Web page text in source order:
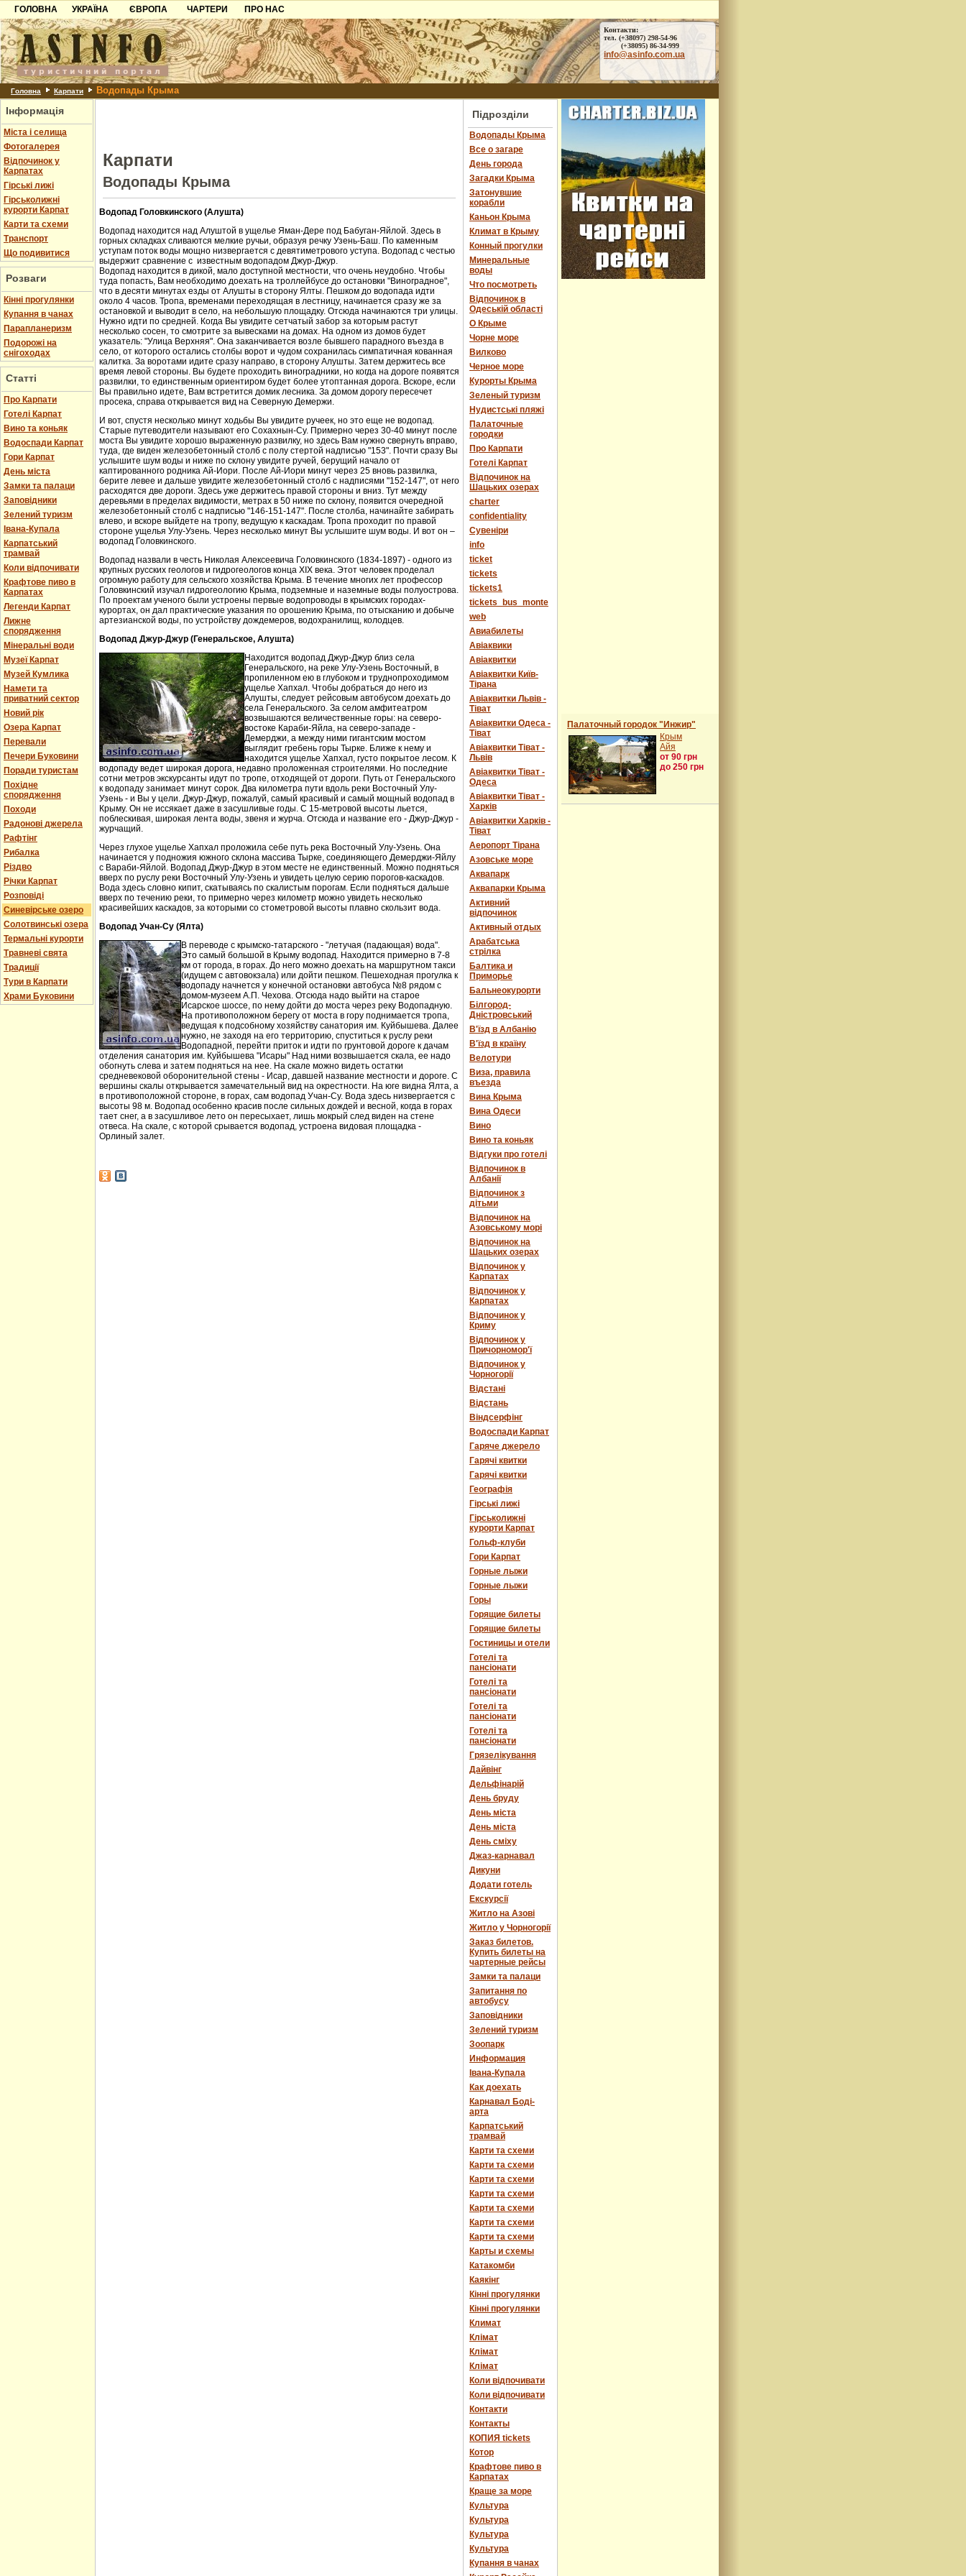
ГОЛОВНА
УКРАЇНА
Карпати
Азов
Причорноморря
Шацьк
ЄВРОПА
Чорногорія
Хорватія
Болгарія
Албанія
ЧАРТЕРИ
ПРО НАС
Контакти
Партнерам
Додати готель
Контакти:
тел. (+38097) 298-54-96
(+38095) 86-34-999
info@asinfo.com.ua
Головна Карпати Водопады Крыма
Інформація
Міста і селища
Фотогалерея
Відпочинок у
Карпатах
Гірські лижі
Гірськолижні
курорти Карпат
Карти та схеми
Транспорт
Що подивитися
Розваги
Кінні прогулянки
Купання в чанах
Парапланеризм
Подорожі на
снігоходах
Статті
Про Карпати
Готелі Карпат
Вино та коньяк
Водоспади Карпат
Гори Карпат
День міста
Замки та палаци
Заповідники
Зелений туризм
Івана-Купала
Карпатський
трамвай
Коли відпочивати
Крафтове пиво в
Карпатах
Легенди Карпат
Лижне
спорядження
Мінеральні води
Музеї Карпат
Музей Кумлика
Намети та
приватний сектор
Новий рік
Озера Карпат
Перевали
Печери Буковини
Поради туристам
Похідне
спорядження
Походи
Радонові джерела
Рафтінг
Рибалка
Різдво
Річки Карпат
Розповіді
Синевірське озеро
Солотвинські озера
Термальні курорти
Травневі свята
Традиції
Тури в Карпати
Храми Буковини
Карпати
Водопады Крыма
Водопад Головкинского (Алушта)
Водопад находится над Алуштой в ущелье Яман-Дере под Бабуган-Яйлой. Здесь в
горных складках сливаются мелкие ручьи, образуя речку Узень-Баш. По каменным
уступам поток воды мощно низвергается с девятиметрового уступа. Водопад с честью
выдержит сравнение с известным водопадом Джур-Джур.
Водопад находится в дикой, мало доступной местности, что очень неудобно. Чтобы
туда попасть, Вам необходимо доехать на троллейбусе до остановки "Виноградное",
что в десяти минутах езды от Алушты в сторону Ялты. Пешком до водопада идти
около 4 часов. Тропа, временами переходящая в лестницу, начинается сразу же за
остановкой и выводит в село, на небольшую площадку. Отсюда начинаются три улицы.
Нужно идти по средней. Когда Вы увидите сетчатый забор за которым растут
несколько сосен, то смотрите за вывесками на домах. На одном из домов будет
указатель: "Улица Верхняя". Она заканчивается возле бывшего парадного въезда в
село, от которого остались столбы ворот и чудом сохранилась симпатичная кованная
калитка. За воротами идите сразу направо, в сторону Алушты. Затем держитесь все
время левой стороны. Вы будете проходить виноградники, но когда на дороге появятся
развилки, то единственным ориентиром будет более утоптанная дорога. Вскоре, если
Вы правильно идете, Вам встретится домик лесника. За домом дорогу пересечет
просека, справа открывается вид на Северную Демержи.
И вот, спустя несколько минут ходьбы Вы увидите ручеек, но это еще не водопад.
Старые путеводители называют его Сохахнын-Су. Примерно через 30-40 минут после
моста Вы увидите хорошо выраженную развилку, но здесь Вам нужно свернуть вправо,
туда, где виден железобетонный столб с полу стертой надписью "153". Почти сразу Вы
услышите шум воды и ниже по склону увидите ручей, берущий начало от
каптированного родника Ай-Иори. После Ай-Иори минут через 25 вновь развилка,
берите левее и дальше увидите железобетонный столб с надписями "152-147", от него
расходятся две дороги. Здесь уже держитесь правой стороны и вниз. Тут между
деревьями в пределах видимости, метрах в 50 ниже по склону, появится очередной
железобетонный столб с надписью "146-151-147". После столба, начинайте забирать
влево, и вскоре выйдете на тропу, ведущую к каскадам. Тропа проходит по правой
стороне ущелья Улу-Узень. Через несколько минут Вы услышите шум воды. И вот он –
водопад Головкинского.
Водопад назвали в честь Николая Алексеевича Головкинского (1834-1897) - одного из
крупных русских геологов и гидрогеологов конца XIX века. Этот человек проделал
огромную работу для сельского хозяйства Крыма. В течение многих лет профессор
Головкинский изучал гидрогеологию Крыма, подземные и наземные воды полуострова.
По проектам ученого были устроены первые водопроводы в крымских городах-
курортах, он дал практические указания по орошению Крыма, по отысканию и добыче
артезианской воды, по устройству дождемеров, водохранилищ, колодцев.
Водопад Джур-Джур (Генеральское, Алушта)
Находится водопад Джур-Джур близ села
Генеральского, на реке Улу-Узень Восточный, в
пропиленном ею в глубоком и труднопроходимом
ущелье Хапхал. Чтобы добраться до него из
Алушты, следует рейсовым автобусом доехать до
села Генеральского. За селом амфитеатром
возвышаются величественные горы: на северо-
востоке Караби-Яйла, на северо-западе -
Демерджи, а между ними гигантским мостом
выглядит гребень горы Тырке. Ближе к нему и
находится ущелье Хапхал, густо покрытое лесом. К
водопаду ведет широкая дорога, недавно проложенная строителями. Но последние
сотни метров экскурсанты идут по тропе, отходящей от дороги. Путь от Генеральского
к водопаду занимает минут сорок. Два километра пути вдоль реки Восточный Улу-
Узень - и Вы у цели. Джур-Джур, пожалуй, самый красивый и самый мощный водопад в
Крыму. Он не иссякает даже в засушливые годы. С 15-метровой высоты льется,
поблескивая, широкая лента воды, звеня и журча. Отсюда и название его - Джур-Джур -
журчащий.
Через глухое ущелье Хапхал проложила себе путь река Восточный Улу-Узень. Она
начинается у подножия южного склона массива Тырке, соединяющего Демерджи-Яйлу
с Вараби-Яйлой. Водопад Джур-Джур в этом месте не единственный. Можно подняться
вверх по руслу реки Восточный Улу-Узень и увидеть целую серию порогов-каскадов.
Вода здесь словно кипит, скатываясь по скалистым порогам. Если подняться дальше
вверх по течению реки, то примерно через километр можно увидеть несколько
красивейших каскадов, за которыми со стометровой высоты плавно скользит вода.
Водопад Учан-Су (Ялта)
В переводе с крымско-татарского - "летучая (падающая) вода".
Это самый большой в Крыму водопад. Находится примерно в 7-8
км от города, в горах. До него можно доехать на маршрутном такси
(идущем с автовокзала) или дойти пешком. Пешеходная прогулка к
водопаду начнется у конечной остановки автобуса №8 рядом с
домом-музеем А.П. Чехова. Отсюда надо выйти на старое
Исарское шоссе, по нему дойти до моста через реку Водопадную.
На противоположном берегу от моста в гору поднимается тропа,
ведущая к подсобному хозяйству санатория им. Куйбышева. Далее
нужно, не заходя на его территорию, спуститься к руслу реки
Водопадной, перейти приток и идти по грунтовой дороге к дачам
отделения санатория им. Куйбышева "Исары" Над ними возвышается скала, ее надо
обогнуть слева и затем подняться на нее. На скале можно видеть остатки
средневековой оборонительной стены - Исар, давшей название местности и дороге. С
вершины скалы открывается замечательный вид на окрестности. На юге видна Ялта, а
в противоположной стороне, в горах, сам водопад Учан-Су. Вода здесь низвергается с
высоты 98 м. Водопад особенно красив после сильных дождей и весной, когда в горах
тает снег, а в засушливое лето он пересыхает, лишь мокрый след виден на стене
отвеса. На скале, с которой срывается водопад, устроена видовая площадка -
Орлиный залет.
Підрозділи
Водопады Крыма
Все о загаре
День города
Загадки Крыма
Затонувшие
корабли
Каньон Крыма
Климат в Крыму
Конный прогулки
Минеральные
воды
Что посмотреть
Відпочинок в
Одеській області
О Крыме
Чорне море
Вилково
Черное море
Курорты Крыма
Зеленый туризм
Нудистські пляжі
Палаточные
городки
Про Карпати
Готелі Карпат
Відпочинок на
Шацьких озерах
charter
confidentiality
Cувеніри
info
ticket
tickets
tickets1
tickets_bus_monte
web
Авиабилеты
Авіаквики
Авіаквитки
Авіаквитки Київ-
Тірана
Авіаквитки Львів -
Тіват
Авіаквитки Одеса -
Тіват
Авіаквитки Тіват -
Львів
Авіаквитки Тіват -
Одеса
Авіаквитки Тіват -
Харків
Авіаквитки Харків -
Тіват
Аеропорт Тірана
Азовське море
Аквапарк
Аквапарки Крыма
Активний
відпочинок
Активный отдых
Арабатська
стрілка
Балтика и
Приморье
Бальнеокурорти
Білгород-
Дністровський
В'їзд в Албанію
В'їзд в країну
Велотури
Виза, правила
въезда
Вина Крыма
Вина Одеси
Вино
Вино та коньяк
Відгуки про готелі
Відпочинок в
Албанії
Відпочинок з
дітьми
Відпочинок на
Азовському морі
Відпочинок на
Шацьких озерах
Відпочинок у
Карпатах
Відпочинок у
Карпатах
Відпочинок у
Криму
Відпочинок у
Причорномор'ї
Відпочинок у
Чорногорії
Відстані
Відстань
Віндсерфінг
Водоспади Карпат
Гаряче джерело
Гарячі квитки
Гарячі квитки
Географія
Гірські лижі
Гірськолижні
курорти Карпат
Гольф-клуби
Гори Карпат
Горные лыжи
Горные лыжи
Горы
Горящие билеты
Горящие билеты
Гостиницы и отели
Готелі та
пансіонати
Готелі та
пансіонати
Готелі та
пансіонати
Готелі та
пансіонати
Грязелікування
Дайвінг
Дельфінарій
День бруду
День міста
День міста
День сміху
Джаз-карнавал
Дикуни
Додати готель
Екскурсії
Житло на Азові
Житло у Чорногорії
Заказ билетов.
Купить билеты на
чартерные рейсы
Замки та палаци
Запитання по
автобусу
Заповідники
Зелений туризм
Зоопарк
Информация
Івана-Купала
Как доехать
Карнавал Боді-
арта
Карпатський
трамвай
Карти та схеми
Карти та схеми
Карти та схеми
Карти та схеми
Карти та схеми
Карти та схеми
Карти та схеми
Карты и схемы
Катакомби
Каякінг
Кінні прогулянки
Кінні прогулянки
Климат
Клімат
Клімат
Клімат
Коли відпочивати
Коли відпочивати
Контакти
Контакты
КОПИЯ tickets
Котор
Крафтове пиво в
Карпатах
Краще за море
Культура
Культура
Культура
Культура
Купання в чанах
Палаточный городок "Инжир"
Крым
Айя
от 90 грн
до 250 грн